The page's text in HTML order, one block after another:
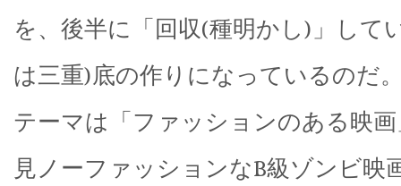
を、後半に「回収(種明かし)」して
は三重)底の作りになっているのだ
テーマは「ファッションのある映
見ノーファッションなB級ゾンビ映